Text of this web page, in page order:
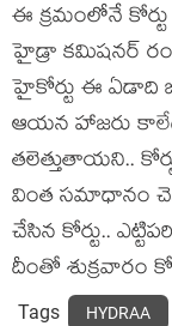
ఈ క్ర‌మంలోనే
హైడ్రా క‌మిష‌న‌ర్
హైకోర్టు ఈ ఏడాది
ఆయ‌న హాజ‌రు
త‌లెత్తుతాయ‌ని..
వింత స‌మాధానం
చేసిన కోర్టు..
దీంతో శుక్ర‌వారం
Tags HYDRAA